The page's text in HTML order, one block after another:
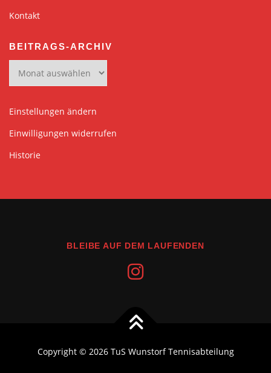
Kontakt
BEITRAGS-ARCHIV
Einstellungen ändern
Einwilligungen widerrufen
Historie
BLEIBE AUF DEM LAUFENDEN
Copyright © 2026 TuS Wunstorf Tennisabteilung